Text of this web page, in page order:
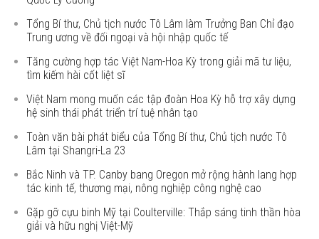
Tổng Bí thư, Chủ tịch nước Tô Lâm làm Trưởng Ban Chỉ đạo
Trung ương về đối ngoại và hội nhập quốc tế
Tăng cường hợp tác Việt Nam-Hoa Kỳ trong giải mã tư liệu,
tìm kiếm hài cốt liệt sĩ
Việt Nam mong muốn các tập đoàn Hoa Kỳ hỗ trợ xây dựng
hệ sinh thái phát triển trí tuệ nhân tạo
Toàn văn bài phát biểu của Tổng Bí thư, Chủ tịch nước Tô
Lâm tại Shangri-La 23
Bắc Ninh và TP. Canby bang Oregon mở rộng hành lang hợp
tác kinh tế, thương mại, nông nghiệp công nghệ cao
Gặp gỡ cựu binh Mỹ tại Coulterville: Thắp sáng tinh thần hòa
giải và hữu nghị Việt-Mỹ